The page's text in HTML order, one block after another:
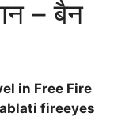
– बैन
in Free Fire
fireeyes